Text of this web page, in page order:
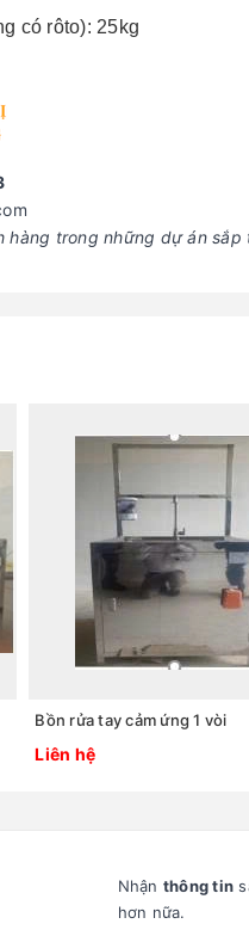
có rôto): 25kg
hàng trong những dự án sắp
Bồn rửa tay cảm ứng 1 vòi
Liên hệ
Nhận thông tin
hơn nữa.